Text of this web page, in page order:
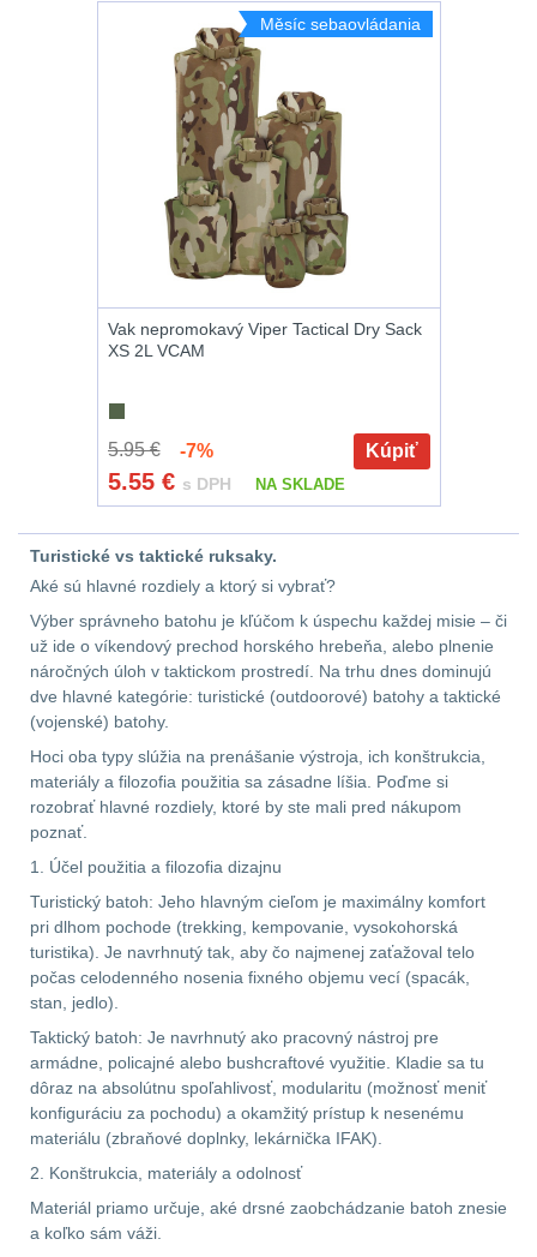
Nepromokavý potahy
33
Taktická pera5
Láhve16
Lékárničky
Na přežití25
Ostatní45
ZBRANIAM(663)
Montáže na zbraň556
Montáže pro svítilny
18
Boční montáže
Adaptéry a risery38
Montáže pro optiku
180
Montáže na hlaveň3
Předpažbí55
Pažby51
Raily, lišty, krytky
Měsíc sebaovládania
Vak nepromokavý Viper Tactical Dry Sack
XS 2L VCAM
5.95 €-7% Kúpiť
5.55 € s DPH NA SKLADE
Turistické vs taktické ruksaky.
Aké sú hlavné rozdiely a ktorý si vybrať?
Výber správneho batohu je kľúčom k úspechu každej misie – či
už ide o víkendový prechod horského hrebeňa, alebo plnenie
náročných úloh v taktickom prostredí. Na trhu dnes dominujú
dve hlavné kategórie: turistické (outdoorové) batohy a taktické
(vojenské) batohy.
Hoci oba typy slúžia na prenášanie výstroja, ich konštrukcia,
materiály a filozofia použitia sa zásadne líšia. Poďme si
rozobrať hlavné rozdiely, ktoré by ste mali pred nákupom
poznať.
1. Účel použitia a filozofia dizajnu
Turistický batoh: Jeho hlavným cieľom je maximálny komfort
pri dlhom pochode (trekking, kempovanie, vysokohorská
turistika). Je navrhnutý tak, aby čo najmenej zaťažoval telo
počas celodenného nosenia fixného objemu vecí (spacák,
stan, jedlo).
Taktický batoh: Je navrhnutý ako pracovný nástroj pre
armádne, policajné alebo bushcraftové využitie. Kladie sa tu
dôraz na absolútnu spoľahlivosť, modularitu (možnosť meniť
konfiguráciu za pochodu) a okamžitý prístup k nesenému
materiálu (zbraňové doplnky, lekárnička IFAK).
2. Konštrukcia, materiály a odolnosť
Materiál priamo určuje, aké drsné zaobchádzanie batoh znesie
a koľko sám váži.